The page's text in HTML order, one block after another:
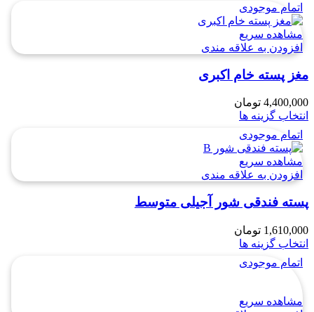
اتمام موجودی
مشاهده سریع
افزودن به علاقه مندی
مغز پسته خام اکبری
4,400,000 تومان
انتخاب گزینه ها
اتمام موجودی
مشاهده سریع
افزودن به علاقه مندی
پسته فندقی شور آجیلی متوسط
1,610,000 تومان
انتخاب گزینه ها
اتمام موجودی
مشاهده سریع